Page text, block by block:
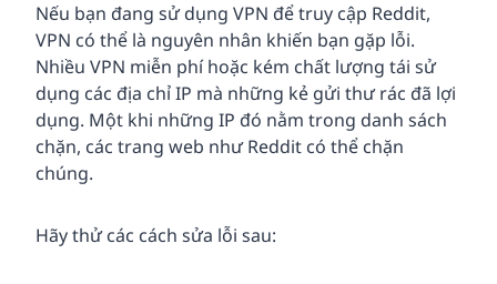
Nếu bạn đang sử dụng VPN để truy cập Reddit,
VPN có thể là nguyên nhân khiến bạn gặp lỗi.
Nhiều VPN miễn phí hoặc kém chất lượng tái sử
dụng các địa chỉ IP mà những kẻ gửi thư rác đã lợi
dụng. Một khi những IP đó nằm trong danh sách
chặn, các trang web như Reddit có thể chặn
chúng.
Hãy thử các cách sửa lỗi sau: